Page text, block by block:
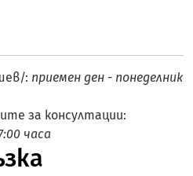
: приемен ден - понеделник
за консултации:
часа